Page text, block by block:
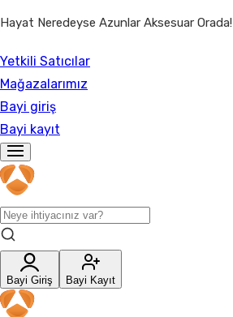
Hayat Neredeyse Azunlar Aksesuar Orada!
Yetkili Satıcılar
Mağazalarımız
Bayi giriş
Bayi kayıt
Bayi Giriş Bayi Kayıt